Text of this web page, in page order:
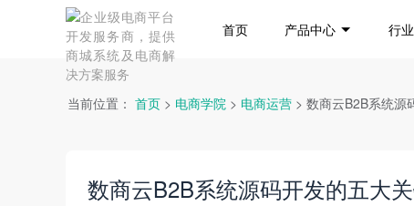
首页 产品中心 行
当前位置： 首页 > 电商学院 > 电商运营 > 数商云B2B系统源
数商云B2B系统源码开发的五大